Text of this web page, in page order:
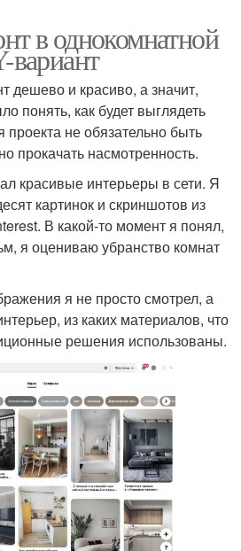
в однокомнатной
вариант
дешево и красиво, а значит,
понять, как будет выглядеть
не обязательно быть
прокачать насмотренность.
красивые интерьеры в сети. Я
картинок и скриншотов из
В какой-то момент я понял,
я оцениваю убранство комнат
я не просто смотрел, а
из каких материалов, что
решения использованы.